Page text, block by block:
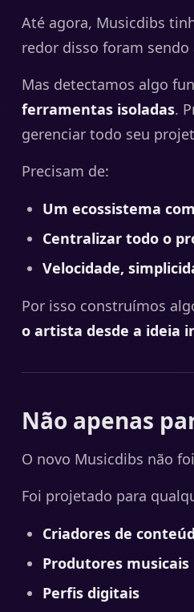
Até agora, Musicdibs
redor disso foram
Mas detectamos algo
ferramentas isoladas.
gerenciar todo seu
Precisam de:
Um ecossistema
Centralizar todo o
Velocidade,
Por isso construímos
o artista desde a ideia
Não apenas
O novo Musicdibs não
Foi projetado para
Criadores de
Produtores musicais
Perfis digitais